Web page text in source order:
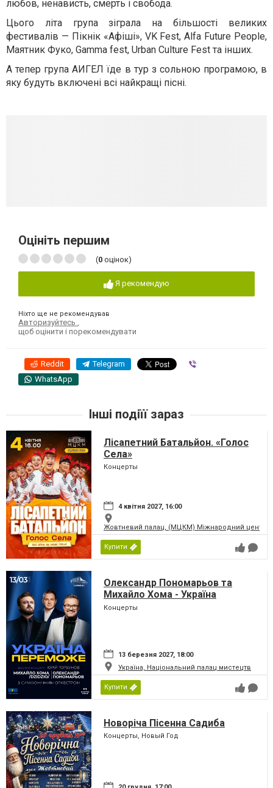
любов, ненависть, смерть і свобода.
Цього літа група зіграла на більшості великих
фестивалів — Пікнік «Афіші», VK Fest, Alfa Future People,
Маятник Фуко, Gamma fest, Urban Culture Fest та інших.
А тепер група АИГЕЛ їде в тур з сольною програмою, в
яку будуть включені всі найкращі пісні.
Оцініть першим
(0 оцінок)
Я рекомендую
Ніхто ще не рекомендував
Авторизуйтесь
щоб оцінити і порекомендувати
Reddit Telegram
WhatsApp
Інші подіїї зараз
Лісапетний Батальйон. «Голос
Села»
Концерты
4 квітня 2027, 16:00
Жовтневий палац, (МЦКМ) Міжнародний центр
Купити
Олександр Пономарьов та
Михайло Хома - Україна
Переможе!
Концерты
13 березня 2027, 18:00
Україна, Національний палац мистецтв
Купити
Новоріча Пісенна Садиба
Концерты, Новый Год